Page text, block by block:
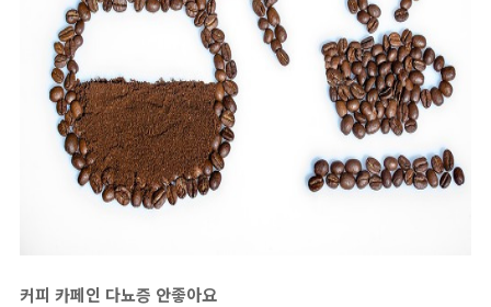
커피 카페인 다뇨증 안좋아요